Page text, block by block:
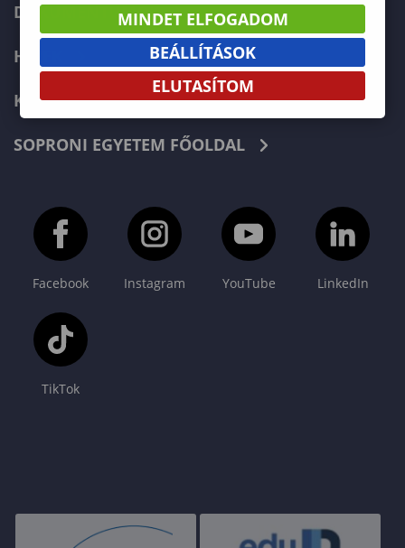
DOKUMENTUMOK
HÍREK
KAPCSOLAT
SOPRONI EGYETEM FŐOLDAL
Facebook Instagram YouTube LinkedIn
TikTok
MINDET ELFOGADOM
BEÁLLÍTÁSOK
ELUTASÍTOM